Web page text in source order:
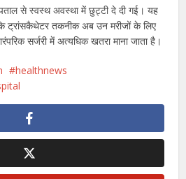
से स्वस्थ अवस्था में छुट्टी दे दी गई। यह
ट्रांसकैथेटर तकनीक अब उन मरीजों के लिए
सर्जरी में अत्यधिक खतरा माना जाता है।
healthnews